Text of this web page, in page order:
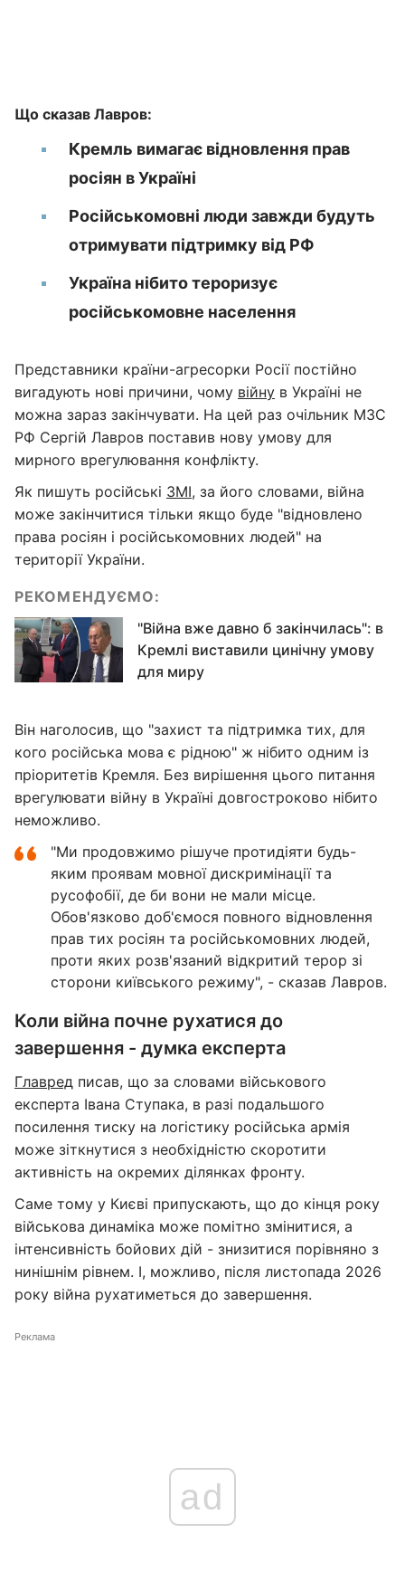
Що сказав Лавров:
Кремль вимагає відновлення прав
росіян в Україні
Російськомовні люди завжди будуть
отримувати підтримку від РФ
Україна нібито тероризує
російськомовне населення
Представники країни-агресорки Росії постійно
вигадують нові причини, чому війну в Україні не
можна зараз закінчувати. На цей раз очільник МЗС
РФ Сергій Лавров поставив нову умову для
мирного врегулювання конфлікту.
Як пишуть російські ЗМІ, за його словами, війна
може закінчитися тільки якщо буде "відновлено
права росіян і російськомовних людей" на
території України.
РЕКОМЕНДУЄМО:
"Війна вже давно б закінчилась": в
Кремлі виставили цинічну умову
для миру
Він наголосив, що "захист та підтримка тих, для
кого російська мова є рідною" ж нібито одним із
пріоритетів Кремля. Без вирішення цього питання
врегулювати війну в Україні довгостроково нібито
неможливо.
"Ми продовжимо рішуче протидіяти будь-
яким проявам мовної дискримінації та
русофобії, де би вони не мали місце.
Обов'язково доб'ємося повного відновлення
прав тих росіян та російськомовних людей,
проти яких розв'язаний відкритий терор зі
сторони київського режиму", - сказав Лавров.
Коли війна почне рухатися до
завершення - думка експерта
Главред писав, що за словами військового
експерта Івана Ступака, в разі подальшого
посилення тиску на логістику російська армія
може зіткнутися з необхідністю скоротити
активність на окремих ділянках фронту.
Саме тому у Києві припускають, що до кінця року
військова динаміка може помітно змінитися, а
інтенсивність бойових дій - знизитися порівняно з
нинішнім рівнем. І, можливо, після листопада 2026
року війна рухатиметься до завершення.
Реклама
ad